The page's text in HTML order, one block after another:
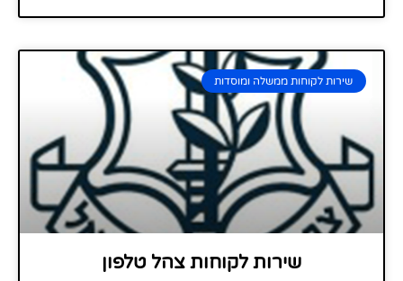
שירות לקוחות ממשלה ומוסדות
שירות לקוחות צהל טלפון